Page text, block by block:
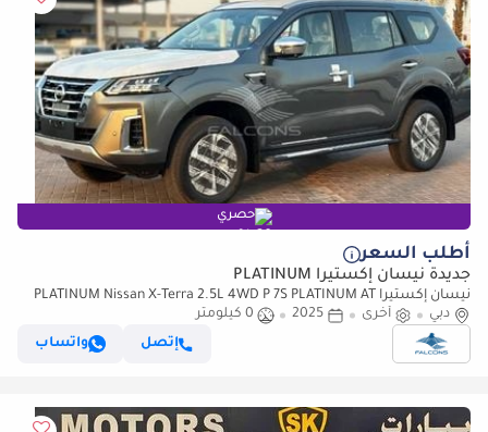
حصري
أطلب السعر
جديدة نيسان إكستيرا PLATINUM
نيسان إكستيرا PLATINUM Nissan X-Terra 2.5L 4WD P 7S PLATINUM AT
2025 • Petrol • Automatic (للتصدير فقط)
دبي أخرى 2025
0 كيلومتر
إتصل
واتساب